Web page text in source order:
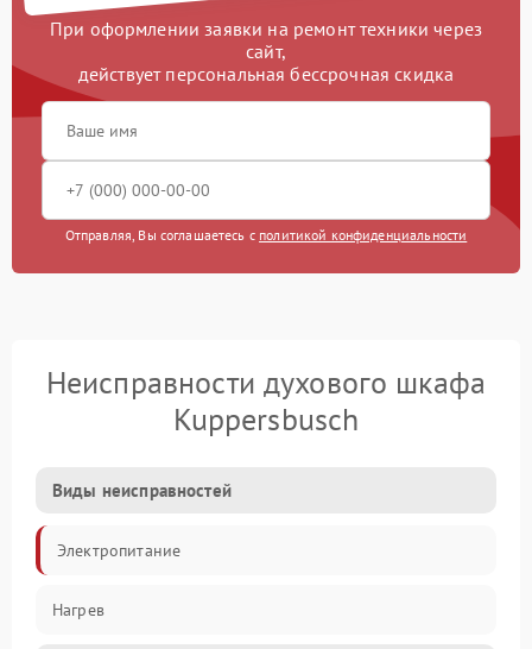
При оформлении заявки на ремонт техники через
сайт,
действует персональная бессрочная скидка
Отправляя, Вы соглашаетесь с политикой конфиденциальности
Неисправности духового шкафа
Kuppersbusch
Виды неисправностей
Электропитание
Нагрев